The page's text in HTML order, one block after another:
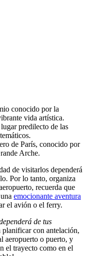
conocido por la
vida artística.
predilecto de las
de París, conocido por
Arche.
de visitarlos dependerá
Por lo tanto, organiza
recuerda que
emocionante aventura
el avión o el ferry.
de tus
planificar con antelación,
aeropuerto o puerto, y
el trayecto como en el